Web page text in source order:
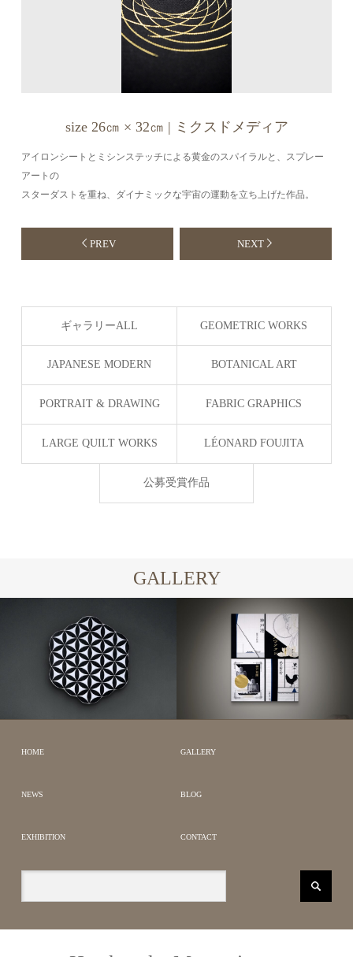
size 26㎝ × 32㎝ | ミクスドメディア
アイロンシートとミシンステッチによる黄金のスパイラルと、スプレー
アートの
スターダストを重ね、ダイナミックな宇宙の運動を立ち上げた作品。
PREV NEXT
ギャラリーALL GEOMETRIC WORKS
Silent Geometry
JAPANESE MODERN BOTANICAL ART
PORTRAIT & DRAWING FABRIC GRAPHICS
LARGE QUILT WORKS LÉONARD FOUJITA
公募受賞作品
GALLERY
GEOMETRIC WORKS
LARGE QUILT WORKS
HOME GALLERY
NEWS BLOG
EXHIBITION CONTACT